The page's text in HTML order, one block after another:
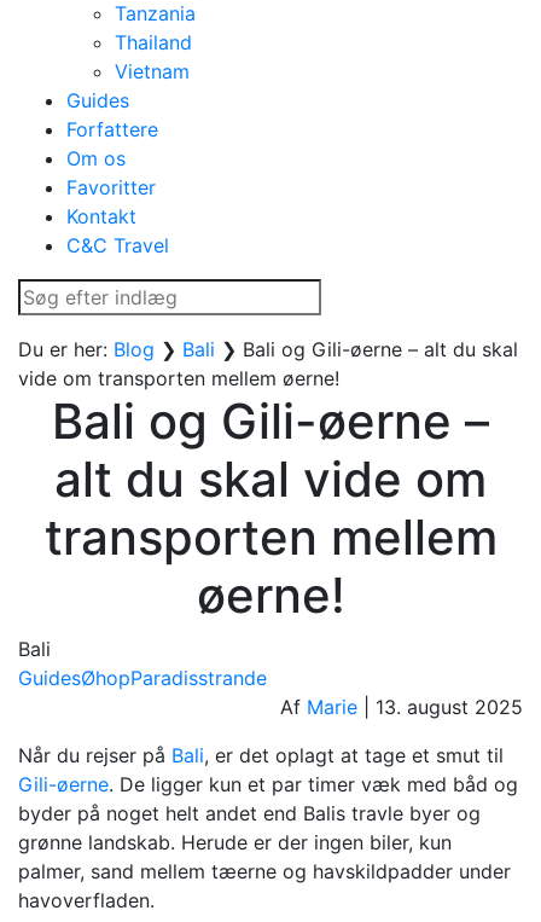
Tanzania
Thailand
Vietnam
Guides
Forfattere
Om os
Favoritter
Kontakt
C&C Travel
Du er her: Blog ❯ Bali ❯ Bali og Gili-øerne – alt du skal
vide om transporten mellem øerne!
Bali og Gili-øerne –
alt du skal vide om
transporten mellem
øerne!
Bali
GuidesØhopParadisstrande
Af Marie
13. august 2025
Når du rejser på Bali, er det oplagt at tage et smut til
Gili-øerne. De ligger kun et par timer væk med båd og
byder på noget helt andet end Balis travle byer og
grønne landskab. Herude er der ingen biler, kun
palmer, sand mellem tæerne og havskildpadder under
havoverfladen.